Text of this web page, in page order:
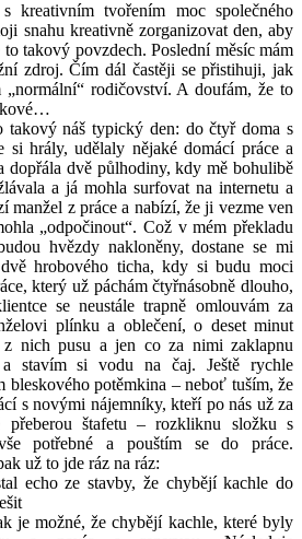
kreativním tvořením moc společného
snahu kreativně zorganizovat den, aby
takový povzdech. Poslední měsíc mám
zdroj. Čím dál častěji se přistihuji, jak
„normální“ rodičovství. A doufám, že to
takový náš typický den: do čtyř doma s
si hrály, udělaly nějaké domácí práce a
dopřála dvě půlhodiny, kdy mě bohulibě
a já mohla surfovat na internetu a
manžel z práce a nabízí, že ji vezme ven
„odpočinout“. Což v mém překladu
hvězdy nakloněny, dostane se mi
hrobového ticha, kdy si budu moci
který už páchám čtyřnásobně dlouho,
se neustále trapně omlouvám za
plínku a oblečení, o deset minut
z nich pusu a jen co za nimi zaklapnu
a stavím si vodu na čaj. Ještě rychle
bleskového potěmkina – neboť tuším, že
s novými nájemníky, kteří po nás už za
štafetu – rozkliknu složku s
potřebné a pouštím se do práce.
už to jde ráz na ráz:
echo ze stavby, že chybějí kachle do
je možné, že chybějí kachle, které byly